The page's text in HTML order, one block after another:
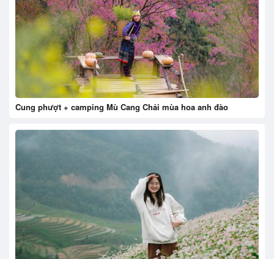
Cung phượt + camping Mù Cang Chải mùa hoa anh đào